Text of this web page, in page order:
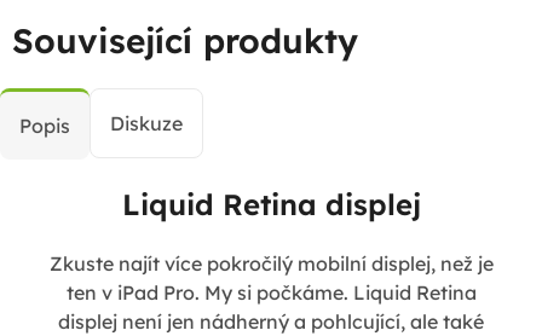
Související produkty
Popis Diskuze
Liquid Retina displej
Zkuste najít více pokročilý mobilní displej, než je
ten v iPad Pro. My si počkáme. Liquid Retina
displej není jen nádherný a pohlcující, ale také